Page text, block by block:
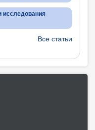
исследования
Все статьи